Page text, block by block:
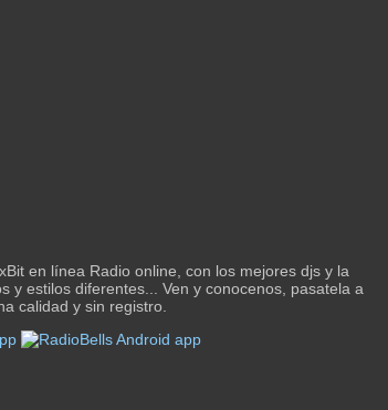
en línea Radio online, con los mejores djs y la
y estilos diferentes... Ven y conocenos, pasatela a
calidad y sin registro.